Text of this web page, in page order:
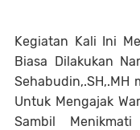
Kegiatan Kali Ini
Biasa Dilakukan
Sehabudin,.SH,.MH
Untuk Mengajak
Sambil